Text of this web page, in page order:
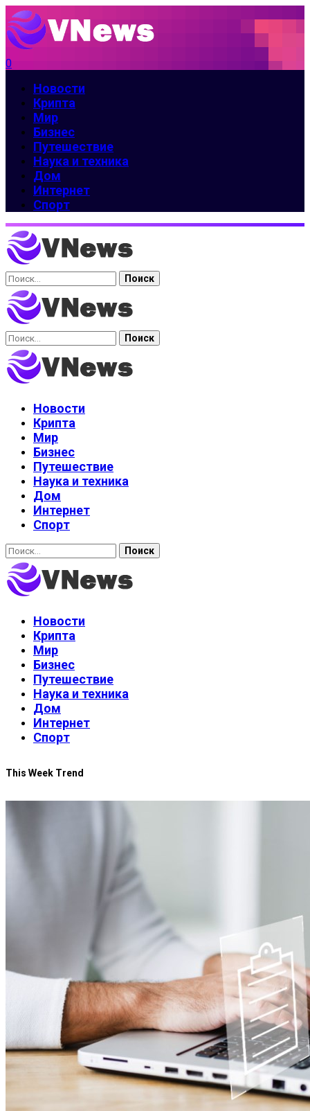
0
Новости
Крипта
Мир
Бизнес
Путешествие
Наука и техника
Дом
Интернет
Спорт
Найти:
Найти:
Новости
Крипта
Мир
Бизнес
Путешествие
Наука и техника
Дом
Интернет
Спорт
Найти:
Новости
Крипта
Мир
Бизнес
Путешествие
Наука и техника
Дом
Интернет
Спорт
This Week Trend